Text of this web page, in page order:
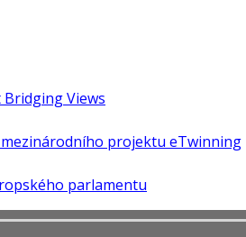
Views
mezinárodního projektu eTwinning
parlamentu